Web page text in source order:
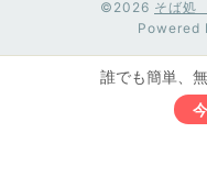
©2026 そば処
Powered
誰でも簡単、